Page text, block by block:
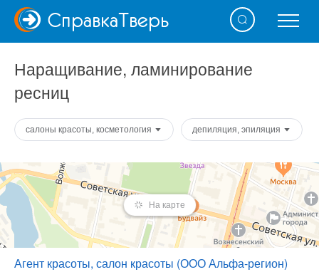
СправкаТверь
Наращивание, ламинирование
ресниц
салоны красоты, косметология депиляция, эпиляция
На карте
Агент красоты, салон красоты (ООО Альфа-регион)